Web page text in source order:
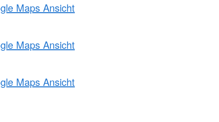
Maps Ansicht
Maps Ansicht
Maps Ansicht